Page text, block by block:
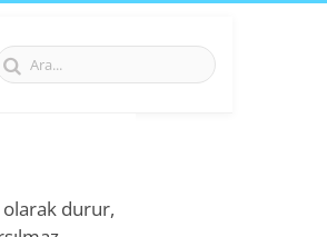
olarak durur,